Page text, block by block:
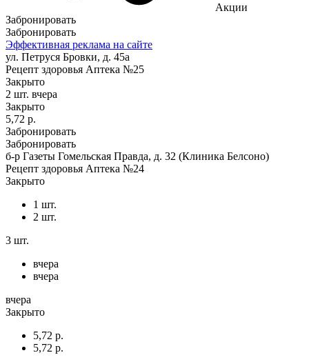
Акции
Забронировать
Забронировать
Эффективная реклама на сайте
ул. Петруся Бровки, д. 45а
Рецепт здоровья Аптека №25
Закрыто
2 шт. вчера
Закрыто
5,72 р.
Забронировать
Забронировать
б-р Газеты Гомельская Правда, д. 32 (Клиника Белсоно)
Рецепт здоровья Аптека №24
Закрыто
1 шт.
2 шт.
3 шт.
вчера
вчера
вчера
Закрыто
5,72 р.
5,72 р.